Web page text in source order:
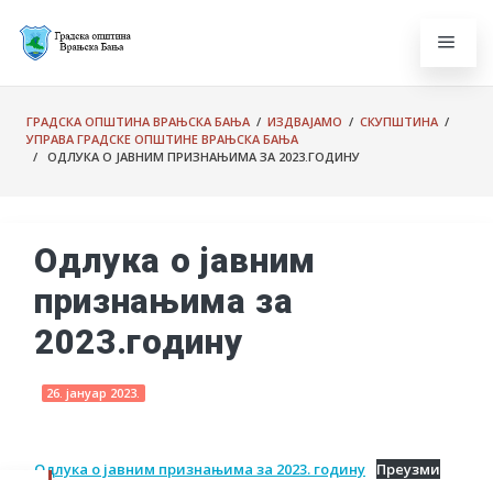
ГРАДСКА ОПШТИНА ВРАЊСКА БАЊА / ИЗДВАЈАМО / СКУПШТИНА /
УПРАВА ГРАДСКЕ ОПШТИНЕ ВРАЊСКА БАЊА
/ ОДЛУКА О ЈАВНИМ ПРИЗНАЊИМА ЗА 2023.ГОДИНУ
Одлука о јавним
признањима за
2023.годину
26. јануар 2023.
Одлука о јавним признањима за 2023. годину Преузми